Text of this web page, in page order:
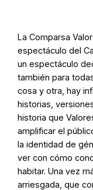
La Comparsa
espectáculo del
un espectáculo
también para
cosa y otra, hay
historias,
historia que
amplificar el
la identidad de
ver con cómo
habitar. Una vez
arriesgada, que